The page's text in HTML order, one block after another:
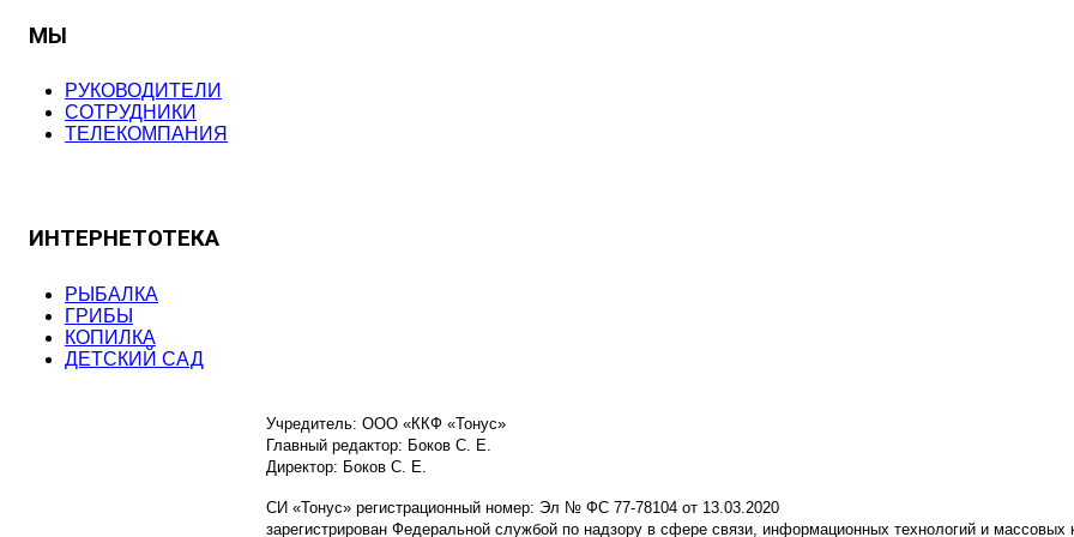
МЫ
РУКОВОДИТЕЛИ
СОТРУДНИКИ
ТЕЛЕКОМПАНИЯ
ИНТЕРНЕТОТЕКА
РЫБАЛКА
ГРИБЫ
КОПИЛКА
ДЕТСКИЙ САД
Учредитель: ООО «ККФ «Тонус»
Главный редактор: Боков С. Е.
Директор: Боков С. Е.
СИ «Тонус» регистрационный номер: Эл № ФС 77-78104 от 13.03.2020
зарегистрирован Федеральной службой по надзору в сфере связи, информационных технологий и массовых